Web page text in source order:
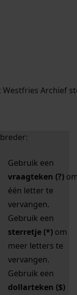
zoektips.
zoektips.
Archief
uw zoekopdracht te
breder:
Gebruik een
vraagteken (?)
één letter te
vervangen.
Gebruik een
sterretje (*) om
meer letters te
vervangen.
Gebruik een
dollarteken ($)